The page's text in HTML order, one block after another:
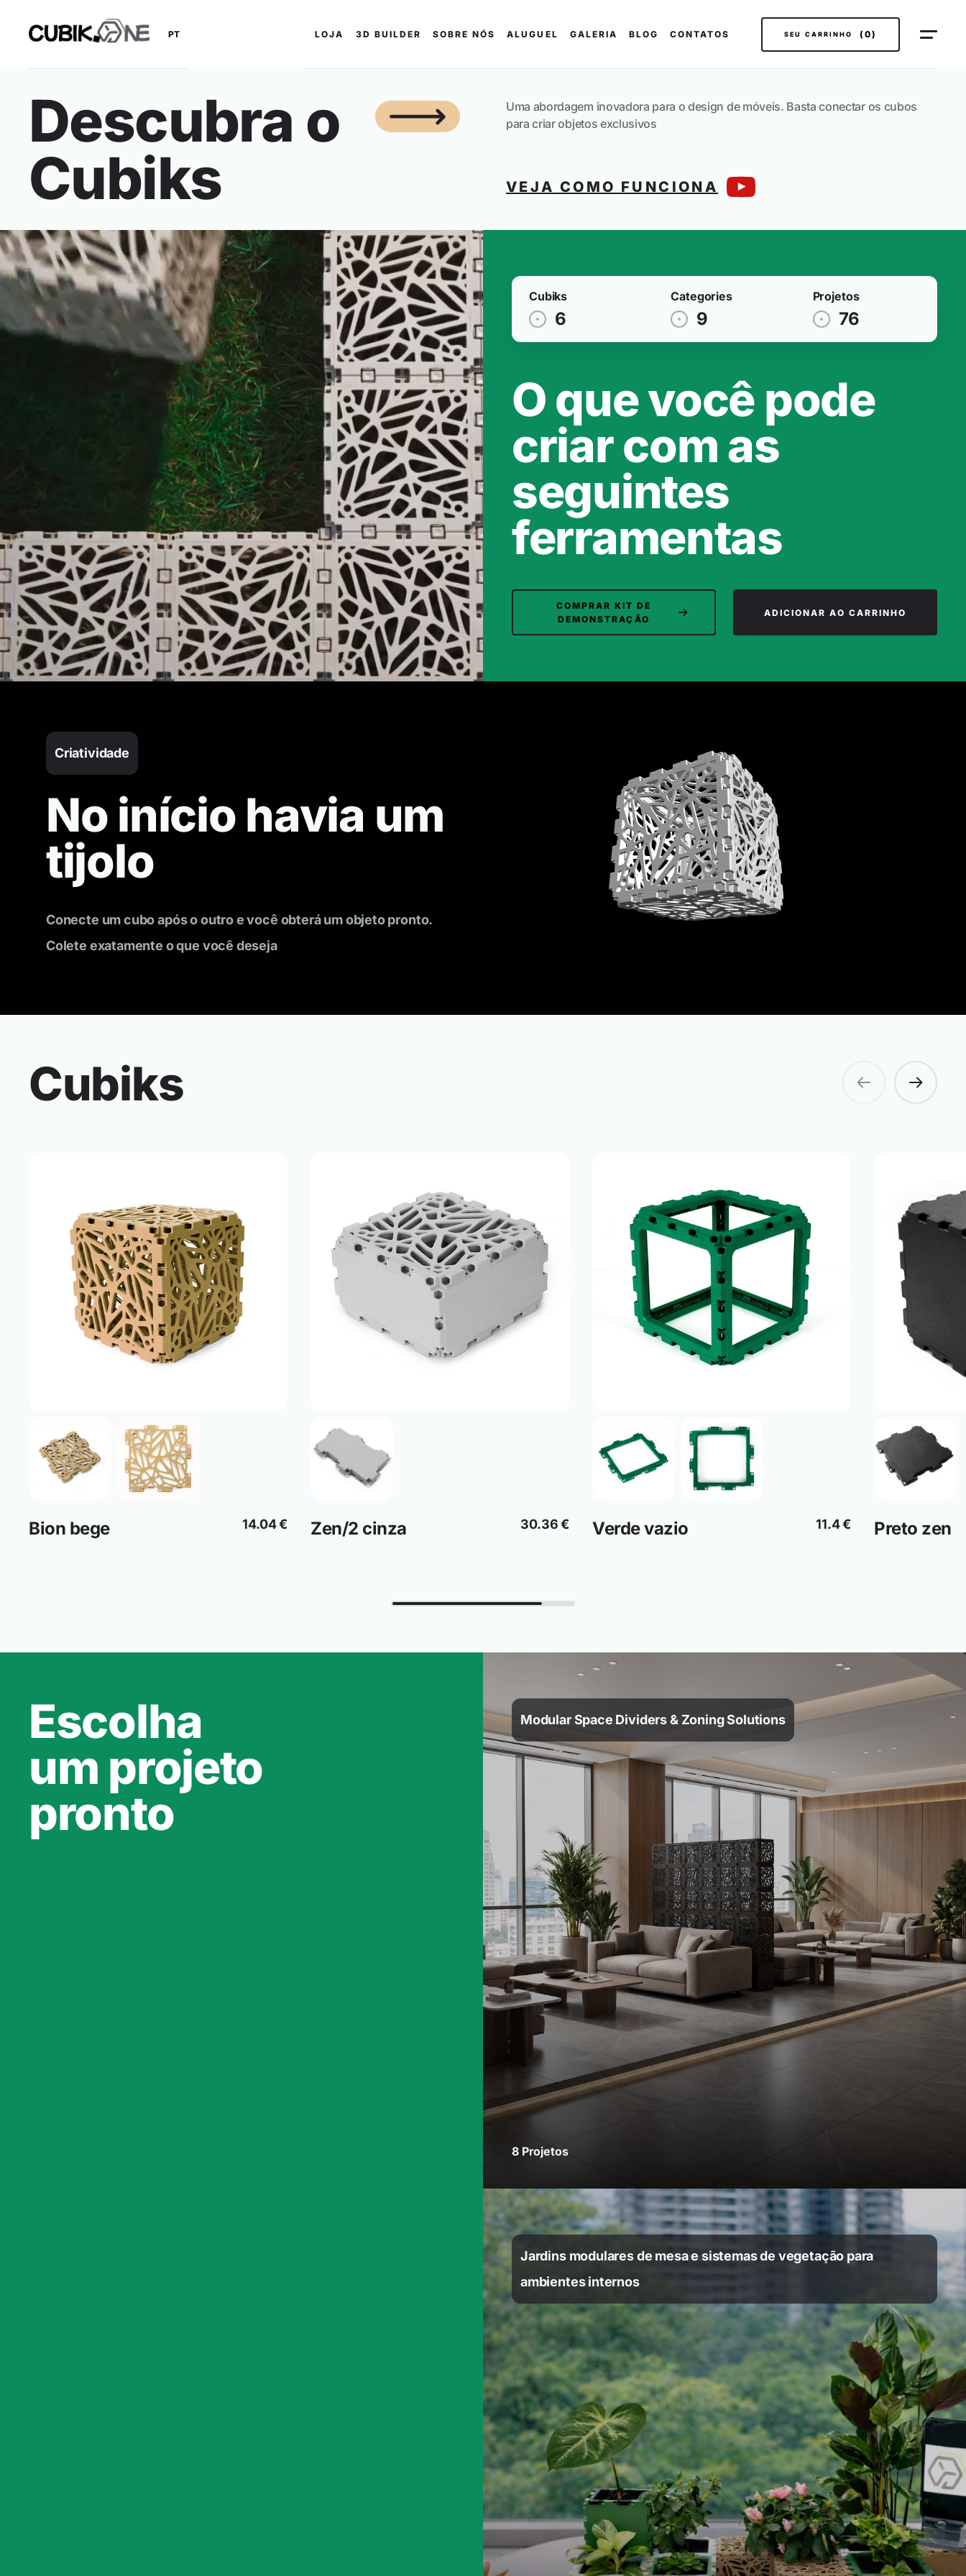
PT LOJA 3D BUILDER SOBRE NÓS ALUGUEL GALERIA BLOG CONTATOS SEU CARRINHO (0)
Descubra o
Cubiks
Uma abordagem inovadora para o design de móveis. Basta conectar os cubos
para criar objetos exclusivos
VEJA COMO FUNCIONA
Cubiks
6
Categories
9
Projetos
76
O que você pode
criar com as
seguintes
ferramentas
COMPRAR KIT DE
DEMONSTRAÇÃO
ADICIONAR AO CARRINHO
Criatividade
No início havia um
tijolo
Conecte um cubo após o outro e você obterá um objeto pronto.
Colete exatamente o que você deseja
Cubiks
Bion bege 14.04 € Zen/2 cinza 30.36 € Verde vazio 11.4 € Preto zen
Escolha
um projeto
pronto
Modular Space Dividers & Zoning Solutions
8 Projetos
Jardins modulares de mesa e sistemas de vegetação para
ambientes internos